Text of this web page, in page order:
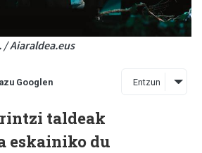
Aiaraldea.eus
Googlen Entzun
taldeak
eskainiko du